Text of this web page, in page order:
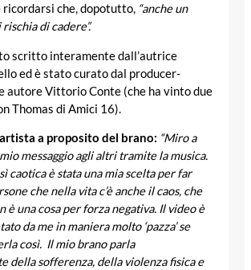
che, dopotutto, “anche un
di cadere”.
scritto interamente dall’autrice
ed è stato curato dal producer-
autore Vittorio Conte (che ha vinto due
Thomas di Amici 16).
a proposito del brano: “Miro a
messaggio agli altri tramite la musica.
caotica è stata una mia scelta per far
che nella vita c’è anche il caos, che
è una cosa per forza negativa. Il video è
da me in maniera molto ‘pazza’ se
così. Il mio brano parla
della sofferenza, della violenza fisica e